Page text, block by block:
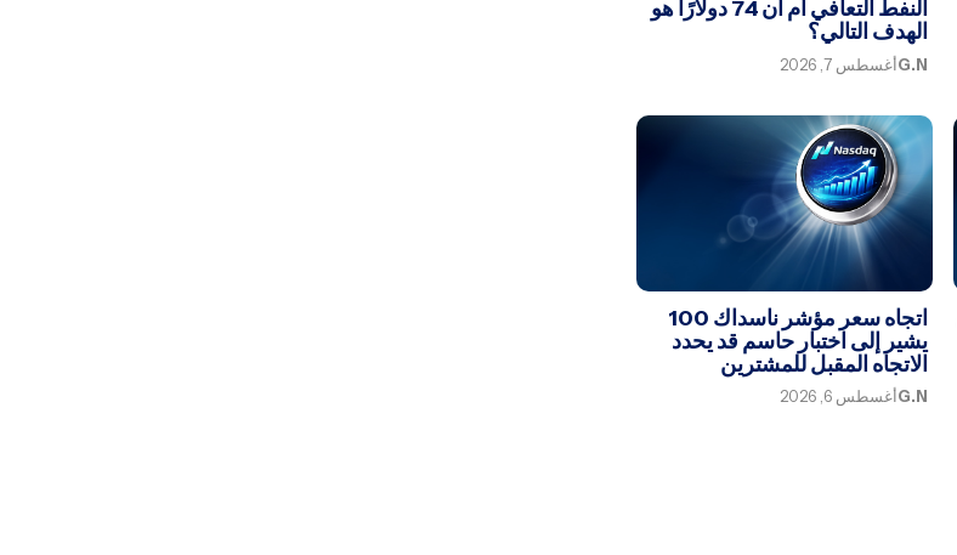
النفط التعافي أم أن 74 دولارًا هو
الهدف التالي؟
G.Nأغسطس 7, 2026
اتجاه سعر مؤشر ناسداك 100
يشير إلى اختبار حاسم قد يحدد
الاتجاه المقبل للمشترين
G.Nأغسطس 6, 2026